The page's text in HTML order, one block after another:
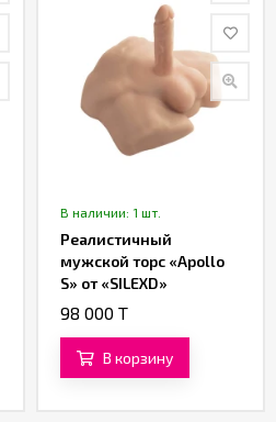
В наличии: 1 шт.
Реалистичный
мужской торс «Apollo
S» от «SILEXD»
98 000 T
В корзину